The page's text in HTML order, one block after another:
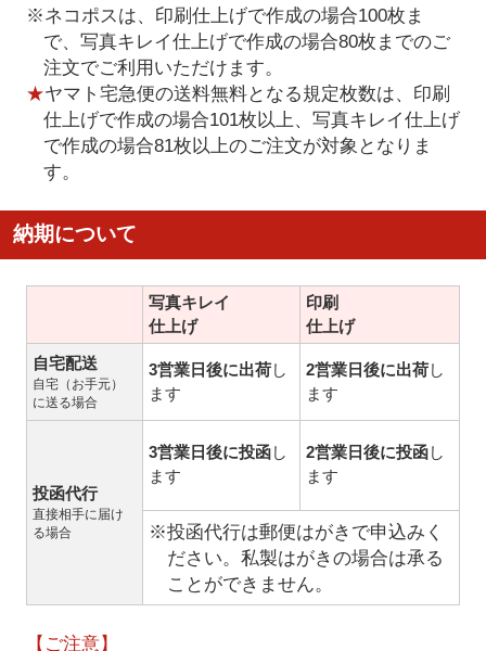
※ネコポスは、印刷仕上げで作成の場合100枚ま
で、写真キレイ仕上げで作成の場合80枚までのご
注文でご利用いただけます。
★ヤマト宅急便の送料無料となる規定枚数は、印刷
仕上げで作成の場合101枚以上、写真キレイ仕上げ
で作成の場合81枚以上のご注文が対象となりま
す。
納期について
写真キレイ
仕上げ
印刷
仕上げ
自宅配送
自宅（お手元）
に送る場合
3営業日後に出荷し
ます
2営業日後に出荷し
ます
投函代行
直接相手に届け
る場合
3営業日後に投函し
ます
2営業日後に投函し
ます
※投函代行は郵便はがきで申込みく
ださい。私製はがきの場合は承る
ことができません。
【ご注意】